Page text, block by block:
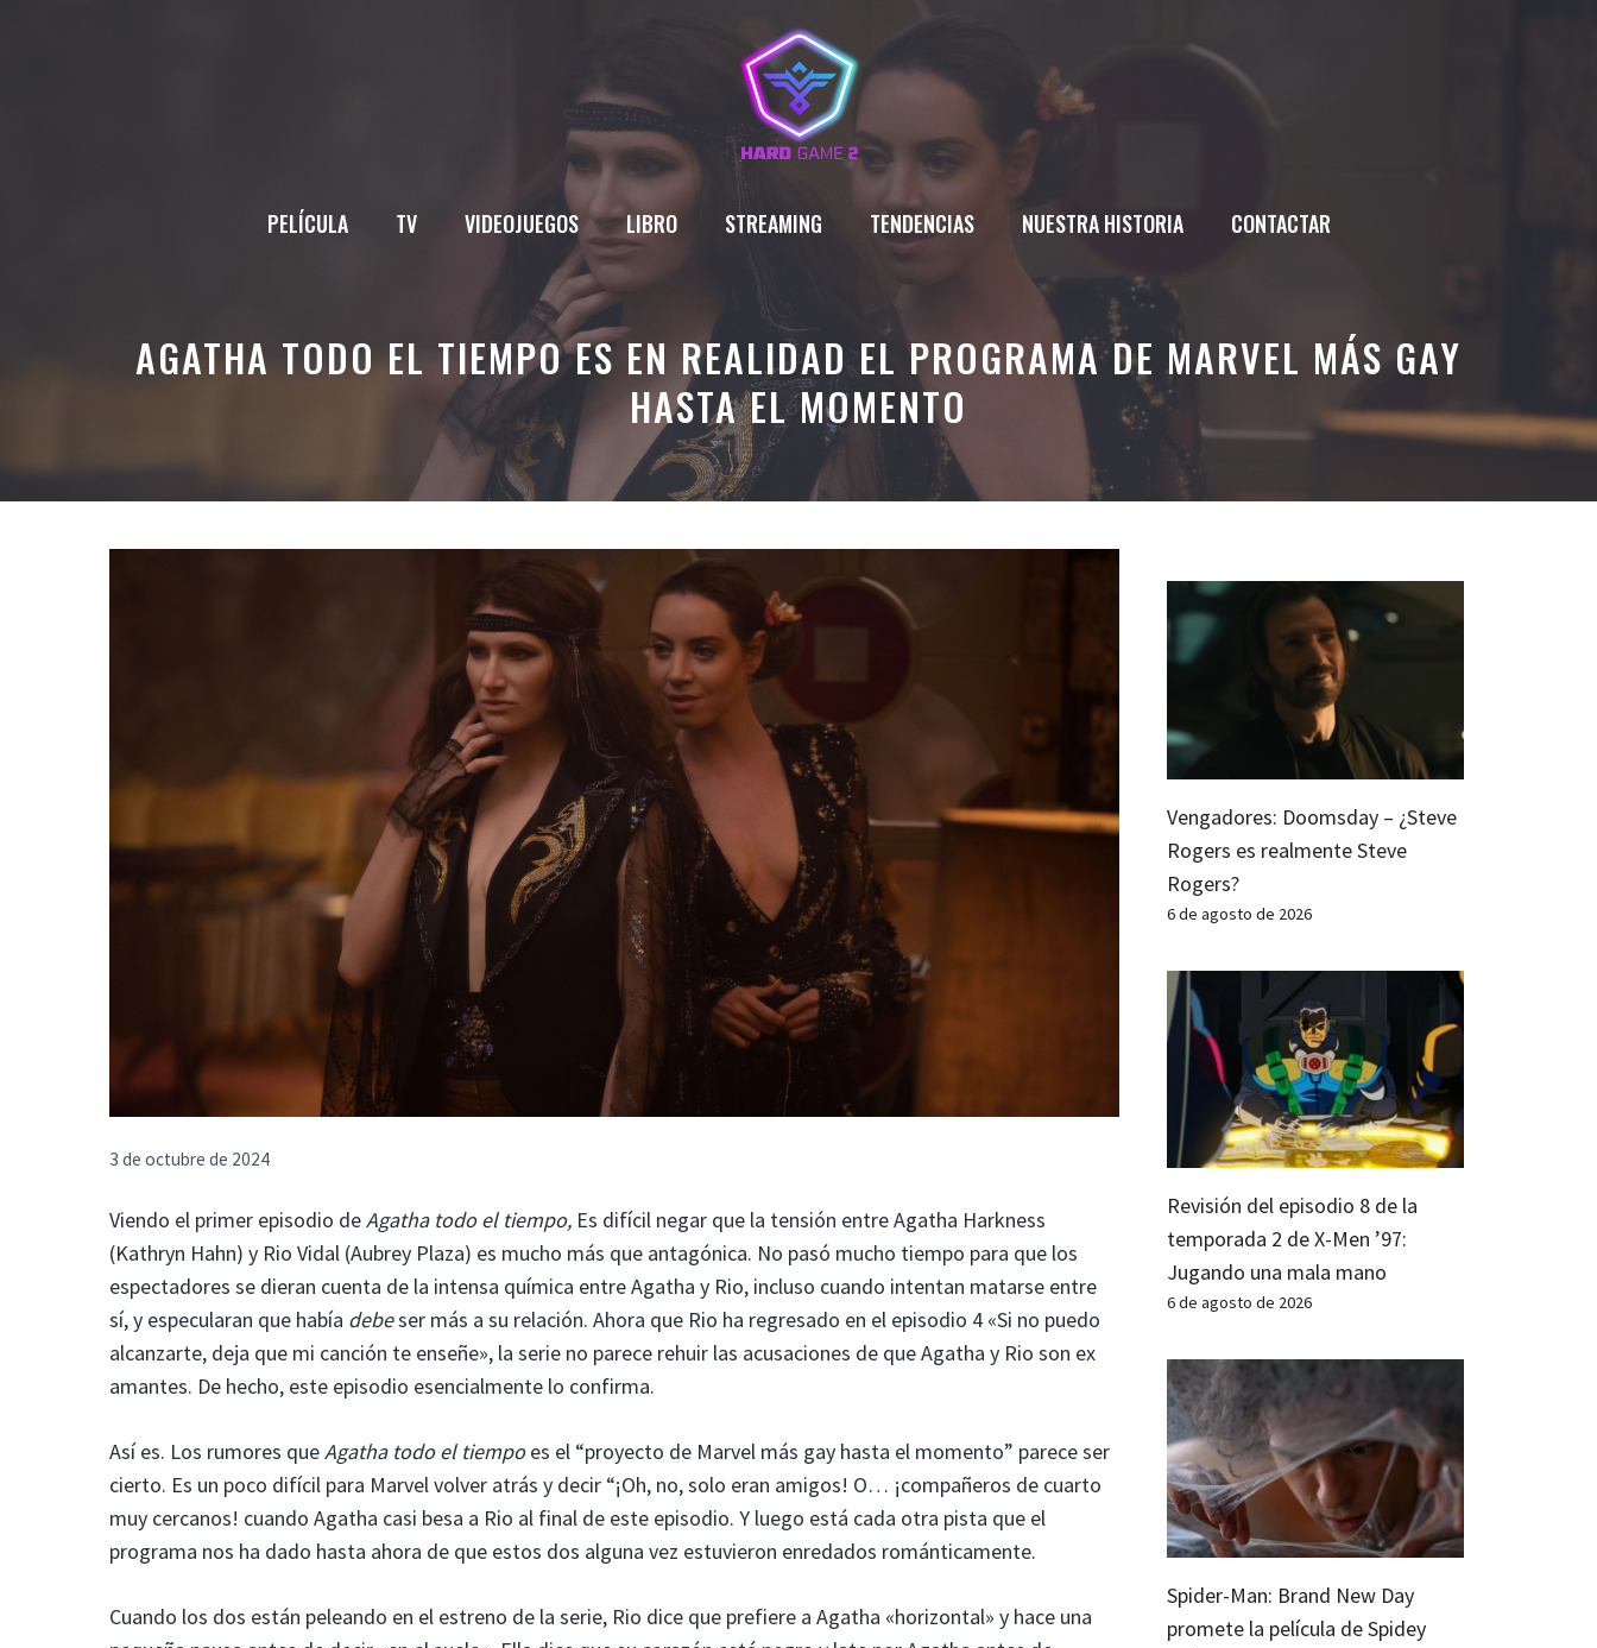
PELÍCULA TV VIDEOJUEGOS LIBRO STREAMING TENDENCIAS NUESTRA HISTORIA CONTACTAR
AGATHA TODO EL TIEMPO ES EN REALIDAD EL PROGRAMA DE MARVEL MÁS GAY
HASTA EL MOMENTO
3 de octubre de 2024
Viendo el primer episodio deAgatha todo el tiempo, Es difícil negar que la tensión entre Agatha Harkness
(Kathryn Hahn) y Rio Vidal (Aubrey Plaza) es mucho más que antagónica. No pasó mucho tiempo para que los
espectadores se dieran cuenta de la intensa química entre Agatha y Rio, incluso cuando intentan matarse entre
sí, y especularan que había debeser más a su relación. Ahora que Rio ha regresado en el episodio 4 «Si no puedo
alcanzarte, deja que mi canción te enseñe», la serie no parece rehuir las acusaciones de que Agatha y Rio son ex
amantes. De hecho, este episodio esencialmente lo confirma.
Así es. Los rumores queAgatha todo el tiempoes el “proyecto de Marvel más gay hasta el momento” parece ser
cierto. Es un poco difícil para Marvel volver atrás y decir “¡Oh, no, solo eran amigos! O… ¡compañeros de cuarto
muy cercanos! cuando Agatha casi besa a Rio al final de este episodio. Y luego está cada otra pista que el
programa nos ha dado hasta ahora de que estos dos alguna vez estuvieron enredados románticamente.
Cuando los dos están peleando en el estreno de la serie, Rio dice que prefiere a Agatha «horizontal» y hace una
Vengadores: Doomsday – ¿Steve
Rogers es realmente Steve
Rogers?
6 de agosto de 2026
Revisión del episodio 8 de la
temporada 2 de X-Men ’97:
Jugando una mala mano
6 de agosto de 2026
Spider-Man: Brand New Day
promete la película de Spidey